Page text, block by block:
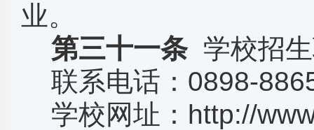
业。
第三十一条 学校招
联系电话： 0898-
学校网址： http://